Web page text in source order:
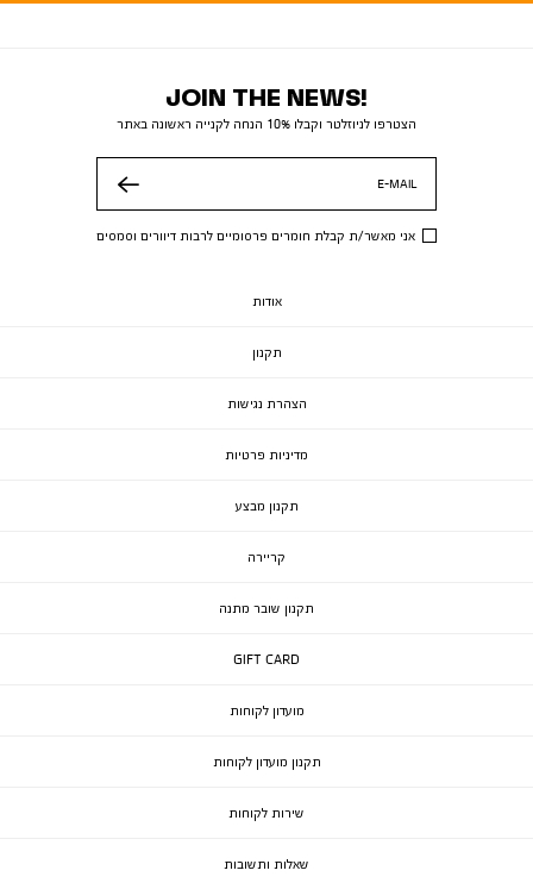
JOIN THE NEWS!
הצטרפו לניוזלטר וקבלו 10% הנחה לקנייה ראשונה באתר
E-MAIL
אני מאשר/ת קבלת חומרים פרסומיים לרבות דיוורים וסמסים
אודות
תקנון
הצהרת נגישות
מדיניות פרטיות
תקנון מבצע
קריירה
תקנון שובר מתנה
GIFT CARD
מועדון לקוחות
תקנון מועדון לקוחות
שירות לקוחות
שאלות ותשובות